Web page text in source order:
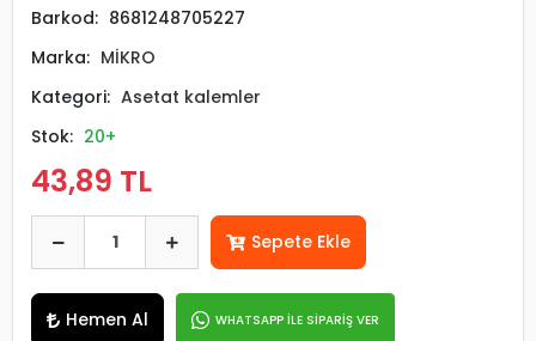
Barkod: 8681248705227
Marka: MİKRO
Kategori: Asetat kalemler
Stok: 20+
43,89 TL
Sepete Ekle
Hemen Al WHATSAPP İLE SİPARİŞ VER